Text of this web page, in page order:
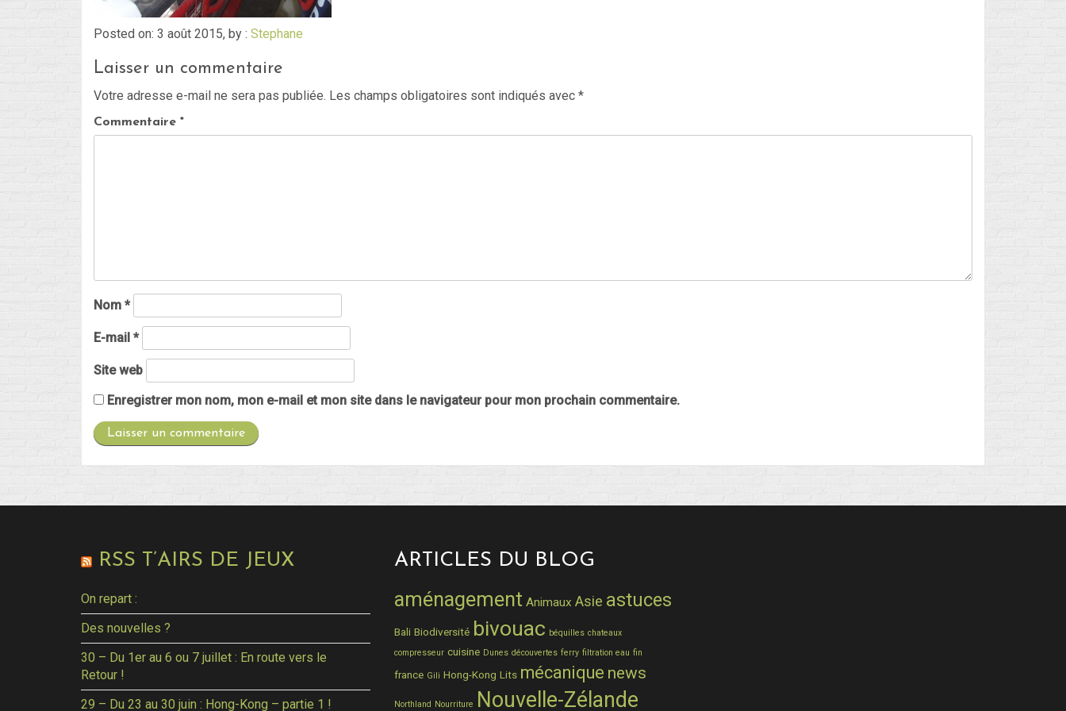
Posted on: 3 août 2015, by : Stephane
Laisser un commentaire
Votre adresse e-mail ne sera pas publiée. Les champs obligatoires sont indiqués avec *
Commentaire *
Nom *
E-mail *
Site web
Enregistrer mon nom, mon e-mail et mon site dans le navigateur pour mon prochain commentaire.
RSS T’AIRS DE JEUX
On repart :
Des nouvelles ?
30 – Du 1er au 6 ou 7 juillet : En route vers le
Retour !
29 – Du 23 au 30 juin : Hong-Kong – partie 1 !
ARTICLES DU BLOG
aménagement Animaux Asie astuces
Bali Biodiversité bivouac béquilles chateaux
compresseur cuisine Dunes découvertes ferry filtration eau fin
france Gili Hong-Kong Lits mécanique news
Northland Nourriture Nouvelle-Zélande